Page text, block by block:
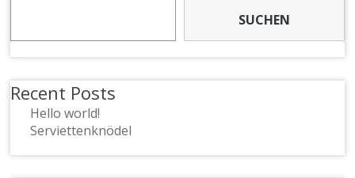
SUCHEN
Recent Posts
Hello world!
Serviettenknödel